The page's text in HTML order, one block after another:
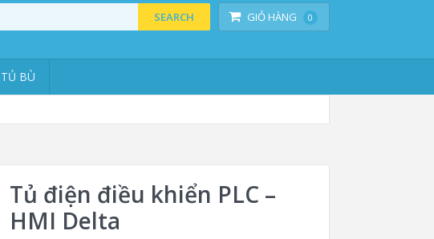
GIỎ HÀNG 0
SEARCH
BÙ
Tủ điện điều khiển PLC –
HMI Delta